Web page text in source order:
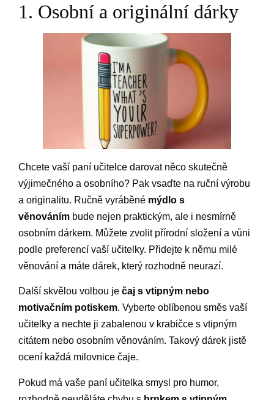
1. Osobní a originální dárky
Chcete vaší paní učitelce darovat něco skutečně
výjimečného a osobního? Pak vsaďte na ruční výrobu
a originalitu. Ručně vyráběné mýdlo s
věnováním bude nejen praktickým, ale i nesmírně
osobním dárkem. Můžete zvolit přírodní složení a vůni
podle preferencí vaší učitelky. Přidejte k němu milé
věnování a máte dárek, který rozhodně neurazí.
Další skvělou volbou je čaj s vtipným nebo
motivačním potiskem. Vyberte oblíbenou směs vaší
učitelky a nechte ji zabalenou v krabičce s vtipným
citátem nebo osobním věnováním. Takový dárek jistě
ocení každá milovnice čaje.
Pokud má vaše paní učitelka smysl pro humor,